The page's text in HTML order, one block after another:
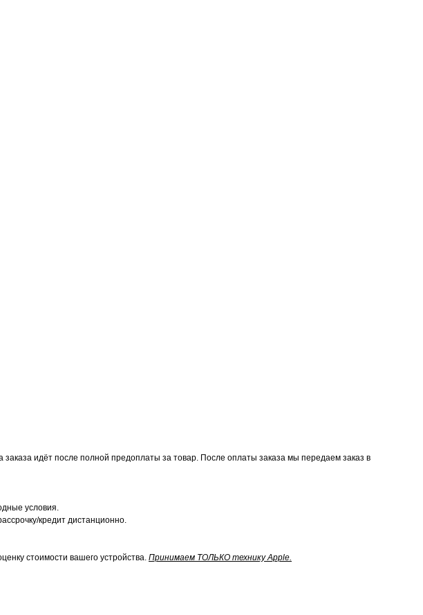
идёт после полной предоплаты за товар. После оплаты заказа мы передаем заказ в
условия.
кредит дистанционно.
стоимости вашего устройства. Принимаем ТОЛЬКО технику Apple.